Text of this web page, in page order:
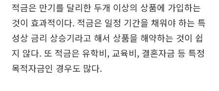
적금은 만기를 달리한 두개 이상의 상품에 가입하는
것이 효과적이다. 적금은 일정 기간을 채워야 하는 특
성상 금리 상승기라고 해서 상품을 해약하는 것이 쉽
지 않다. 또 적금은 유학비, 교육비, 결혼자금 등 특정
목적자금인 경우도 많다.